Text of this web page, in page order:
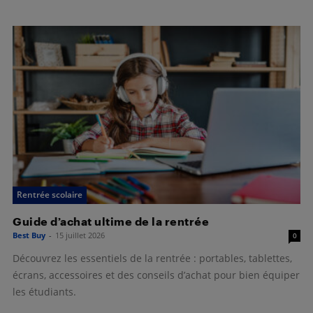
Rentrée scolaire
Guide d’achat ultime de la rentrée
Best Buy - 15 juillet 2026 0
Découvrez les essentiels de la rentrée : portables, tablettes,
écrans, accessoires et des conseils d’achat pour bien équiper
les étudiants.